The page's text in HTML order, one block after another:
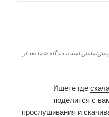
است، دیدگاه شما بعد از
Ищете где
поделится с
прослушивания и